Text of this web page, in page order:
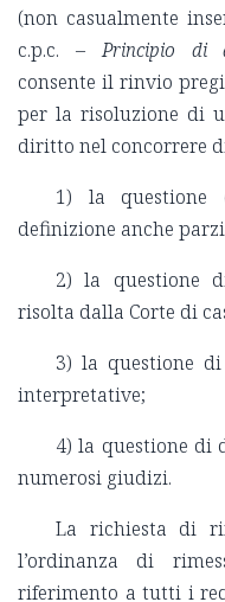
(non casualmente
c.p.c. –Principio di
consente il rinvio
per la risoluzione di
diritto nel concorrere
1) la questione
definizione anche
2) la questione
risolta dalla Corte di
3) la questione
interpretative;
4) la questione
numerosi giudizi.
La richiesta di
l’ordinanza di
riferimento a tutti i